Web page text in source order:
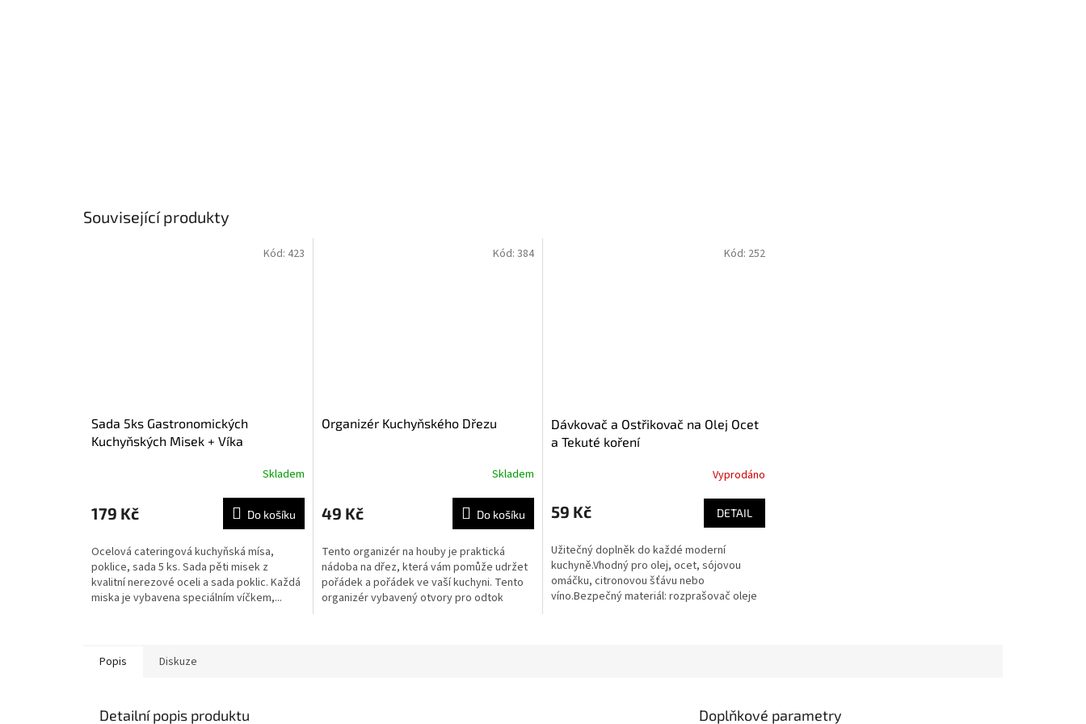
Související produkty
Sada 5ks Gastronomických
Kuchyňských Misek + Víka
Skladem
179 Kč Do košíku
Ocelová cateringová kuchyňská mísa,
poklice, sada 5 ks. Sada pěti misek z
kvalitní nerezové oceli a sada poklic. Každá
miska je vybavena speciálním víčkem,...
Kód: 423
Organizér Kuchyňského Dřezu
Skladem
49 Kč Do košíku
Tento organizér na houby je praktická
nádoba na dřez, která vám pomůže udržet
pořádek a pořádek ve vaší kuchyni. Tento
organizér vybavený otvory pro odtok
Kód: 384
Dávkovač a Ostřikovač na Olej Ocet
a Tekuté koření
produktu
je
z
5
hvězdiček.
Vyprodáno
59 Kč DETAIL
Užitečný doplněk do každé moderní
kuchyně.Vhodný pro olej, ocet, sójovou
omáčku, citronovou šťávu nebo
víno.Bezpečný materiál: rozprašovač oleje
Kód: 252
Popis Diskuze
Detailní popis produktu Doplňkové parametry